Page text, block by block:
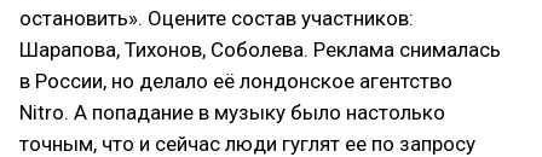
остановить». Оцените состав участников:
Шарапова, Тихонов, Соболева. Реклама снималась
в России, но делало её лондонское агентство
Nitro. А попадание в музыку было настолько
точным, что и сейчас люди гуглят ее по запросу